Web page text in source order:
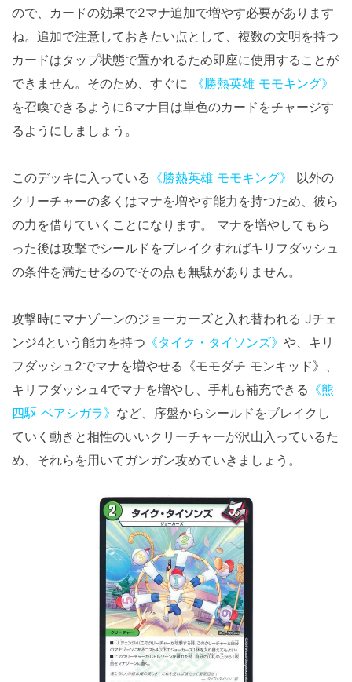
ので、カードの効果で2マナ追加で増やす必要があります
ね。追加で注意しておきたい点として、複数の文明を持つ
カードはタップ状態で置かれるため即座に使用することが
できません。そのため、すぐに
《勝熱英雄 モモキング》
を召喚できるように6マナ目は単色のカードをチャージす
るようにしましょう。
このデッキに入っている 《勝熱英雄 モモキング》
以外の
クリーチャーの多くはマナを増やす能力を持つため、彼ら
の力を借りていくことになります。 マナを増やしてもら
った後は攻撃でシールドをブレイクすればキリフダッシュ
の条件を満たせるのでその点も無駄がありません。
攻撃時にマナゾーンのジョーカーズと入れ替われる Jチェ
ンジ4という能力を持つ 《タイク・タイソンズ》 や、キリ
フダッシュ2でマナを増やせる《モモダチ モンキッド》、
キリフダッシュ4でマナを増やし、手札も補充できる 《熊
四駆 ベアシガラ》 など、序盤からシールドをブレイクし
ていく動きと相性のいいクリーチャーが沢山入っているた
め、それらを用いてガンガン攻めていきましょう。